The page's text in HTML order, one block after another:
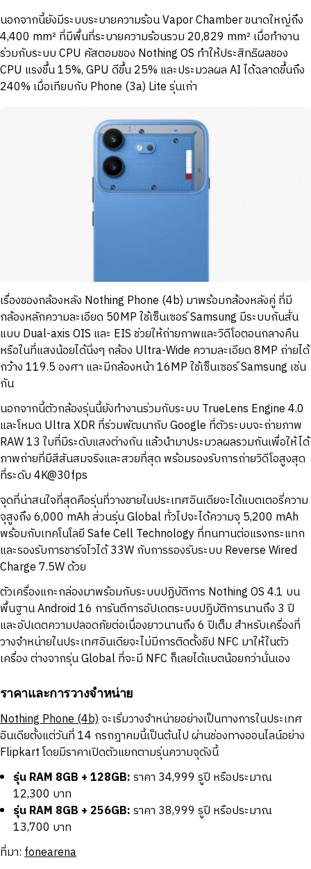
นอกจากนี้ยังมีระบบระบายความร้อน Vapor Chamber ขนาดใหญ่ถึง
4,400 mm² ที่มีพื้นที่ระบายความร้อนรวม 20,829 mm² เมื่อทำงาน
ร่วมกับระบบ CPU คัสตอมของ Nothing OS ทำให้ประสิทธิผลของ
CPU แรงขึ้น 15%, GPU ดีขึ้น 25% และประมวลผล AI ได้ฉลาดขึ้นถึง
240% เมื่อเทียบกับ Phone (3a) Lite รุ่นเก่า
เรื่องของกล้องหลัง Nothing Phone (4b) มาพร้อมกล้องหลังคู่ ที่มี
กล้องหลักความละเอียด 50MP ใช้เซ็นเซอร์ Samsung มีระบบกันสั่น
แบบ Dual-axis OIS และ EIS ช่วยให้ถ่ายภาพและวิดีโอตอนกลางคืน
หรือในที่แสงน้อยได้นิ่งๆ กล้อง Ultra-Wide ความละเอียด 8MP ถ่ายได้
กว้าง 119.5 องศา และมีกล้องหน้า 16MP ใช้เซ็นเซอร์ Samsung เช่น
กัน
นอกจากนี้ตัวกล้องรุ่นนี้ยังทำงานร่วมกับระบบ TrueLens Engine 4.0
และโหมด Ultra XDR ที่ร่วมพัฒนากับ Google ที่ตัวระบบจะถ่ายภาพ
RAW 13 ใบที่มีระดับแสงต่างกัน แล้วนำมาประมวลผลรวมกันเพื่อให้ได้
ภาพถ่ายที่มีสีสันสมจริงและสวยที่สุด พร้อมรองรับการถ่ายวิดีโอสูงสุด
ที่ระดับ 4K@30fps
จุดที่น่าสนใจที่สุดคือรุ่นที่วางขายในประเทศอินเดียจะได้แบตเตอรี่ความ
จุสูงถึง 6,000 mAh ส่วนรุ่น Global ทั่วไปจะได้ความจุ 5,200 mAh
พร้อมกับเทคโนโลยี Safe Cell Technology ที่ทนทานต่อแรงกระแทก
และรองรับการชาร์จไวได้ 33W กับการรองรับระบบ Reverse Wired
Charge 7.5W ด้วย
ตัวเครื่องแกะกล่องมาพร้อมกับระบบปฏิบัติการ Nothing OS 4.1 บน
พื้นฐาน Android 16 การันตีการอัปเดตระบบปฏิบัติการนานถึง 3 ปี
และอัปเดตความปลอดภัยต่อเนื่องยาวนานถึง 6 ปีเต็ม สำหรับเครื่องที่
วางจำหน่ายในประเทศอินเดียจะไม่มีการติดตั้งชิป NFC มาให้ในตัว
เครื่อง ต่างจากรุ่น Global ที่จะมี NFC ก็เลยได้แบตน้อยกว่านั่นเอง
ราคาและการวางจำหน่าย
Nothing Phone (4b)จะเริ่มวางจำหน่ายอย่างเป็นทางการในประเทศ
อินเดียตั้งแต่วันที่ 14 กรกฎาคมนี้เป็นต้นไป ผ่านช่องทางออนไลน์อย่าง
Flipkart โดยมีราคาเปิดตัวแยกตามรุ่นความจุดังนี้
รุ่น RAM 8GB + 128GB:ราคา 34,999 รูปี หรือประมาณ
12,300 บาท
รุ่น RAM 8GB + 256GB:ราคา 38,999 รูปี หรือประมาณ
13,700 บาท
ที่มา:fonearena